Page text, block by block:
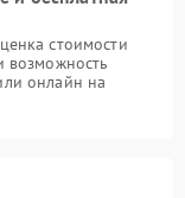
стоимости
возможность
онлайн на